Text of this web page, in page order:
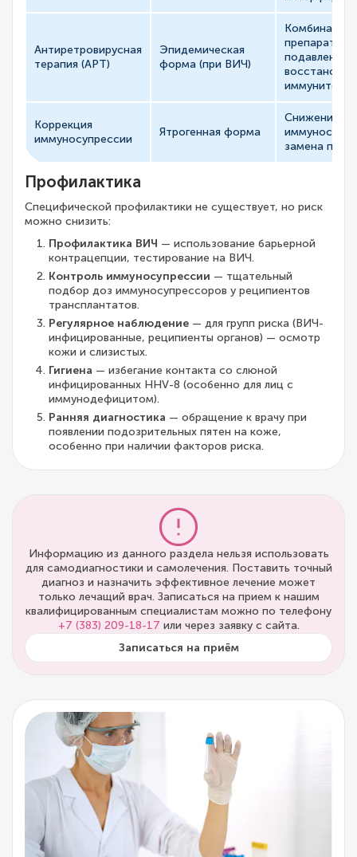
Антиретровирусная
терапия (АРТ)
Эпидемическая
форма (при ВИЧ)
Комбинации
препаратов
подавления
иммунитета
Коррекция
иммуносупрессии
Ятрогенная форма
Снижение
замена
Профилактика
Специфической профилактики не существует, но риск
можно снизить:
Профилактика ВИЧ — использование барьерной
контрацепции, тестирование на ВИЧ.
Контроль иммуносупрессии — тщательный
подбор доз иммуносупрессоров у реципиентов
трансплантатов.
Регулярное наблюдение — для групп риска (ВИЧ-
инфицированные, реципиенты органов) — осмотр
кожи и слизистых.
Гигиена — избегание контакта со слюной
инфицированных HHV-8 (особенно для лиц с
иммунодефицитом).
Ранняя диагностика — обращение к врачу при
появлении подозрительных пятен на коже,
особенно при наличии факторов риска.
Информацию из данного раздела нельзя использовать
для самодиагностики и самолечения. Поставить точный
диагноз и назначить эффективное лечение может
только лечащий врач. Записаться на прием к нашим
квалифицированным специалистам можно по телефону
+7 (383) 209-18-17 или через заявку с сайта.
Записаться на приём